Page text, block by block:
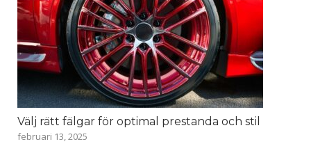
Välj rätt fälgar för optimal prestanda och stil
februari 13, 2025